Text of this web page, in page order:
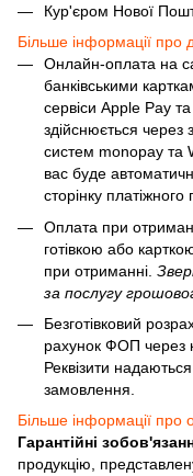
Кур'єром Нової
Більше інформації про
Онлайн-оплата на
банківськими
сервіси Apple Pay
здійснюється
систем monopay та
вас буде
сторінку платіжного
Оплата при
готівкою або
при отриманні.
за послугу
Безготівковий
рахунок ФОП через
Реквізити
замовлення.
Більше інформації про
Гарантійні
продукцію,